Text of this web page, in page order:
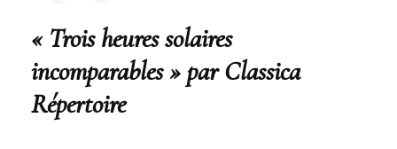
« Trois heures solaires
incomparables » par Classica
Répertoire